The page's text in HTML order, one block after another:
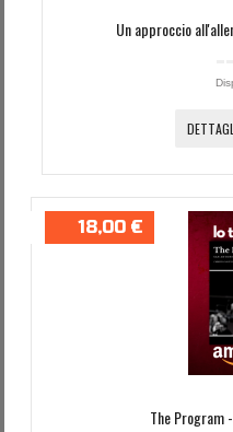
Un approccio
18,00 €
The Program